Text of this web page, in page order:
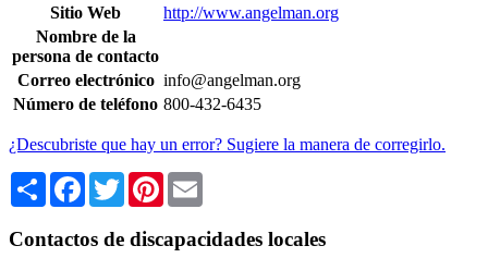
Sitio Web
http://www.angelman.org
Nombre de la
persona de contacto
Correo electrónico info@angelman.org
Número de teléfono 800-432-6435
¿Descubriste que hay un error? Sugiere la manera de corregirlo.
Share Facebook
TwitterPinterest
Contactos de discapacidades locales